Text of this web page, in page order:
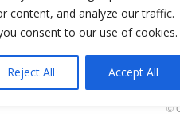
content, and analyze our traffic.
consent to our use of cookies.
Reject All Accept All
©